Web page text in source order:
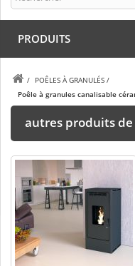
PRODUITS
/ POÊLES À GRANULÉS /
Poêle à granules canalisable
autres produits